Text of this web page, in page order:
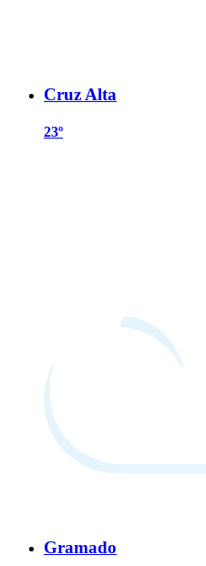
Cruz Alta
23º
Gramado